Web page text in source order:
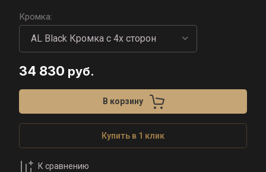
Кромка:
34 830 руб.
В корзину
Купить в 1 клик
К сравнению